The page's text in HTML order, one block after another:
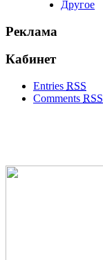
Другое
Реклама
Кабинет
Entries RSS
Comments RSS